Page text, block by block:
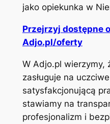
jako opiekunka w
Przejrzyj dostępne
Adjo.pl/oferty
W Adjo.pl wierzymy,
zasługuje na
satysfakcjonującą
stawiamy na
profesjonalizm i